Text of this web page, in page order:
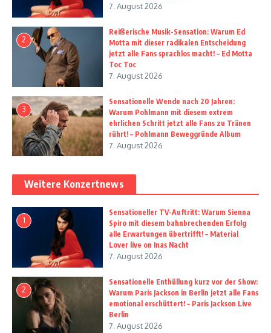
7. August 2026
2
Reißerische Musik-Sensation: Warum Ed
Motta mit dieser radikalen Entscheidung
jetzt alle Fans sprachlos macht! – Ed Motta
Toc Toc
7. August 2026
3
Sensationelle Wende nach 20 Jahren:
Warum Pohlmann mit diesem extrem
ehrlichen Schritt jetzt alle Fans zu Tränen
rührt! – Pohlmann Beweggründe Album
7. August 2026
Weitere Konzertnews
1
Sensationeller TV-Auftritt: Warum Sienna
Spiro mit diesem bahnbrechenden Erfolg
alle Erwartungen übertrifft! – Material
Lover live on Inas Nacht
7. August 2026
2
Sensationelle Enthüllung kurz vor der Show:
Warum Paris Jackson in Berlin jetzt alle Fans
emotional erschüttert! – Paris Jackson Live
Berlin
7. August 2026